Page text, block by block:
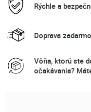
Rýchle a
Doprava
Vôňa, ktorú ste
očakávania?